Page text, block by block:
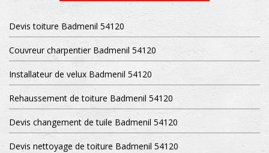
Devis toiture Badmenil 54120
Couvreur charpentier Badmenil 54120
Installateur de velux Badmenil 54120
Rehaussement de toiture Badmenil 54120
Devis changement de tuile Badmenil 54120
Devis nettoyage de toiture Badmenil 54120